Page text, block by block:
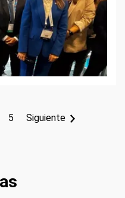
5 Siguiente